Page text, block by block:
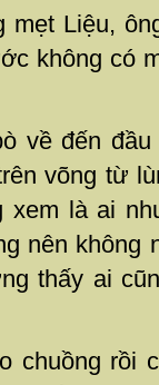
mẹt Liệu,
không có
về đến
võng từ
là ai
nên không
thấy ai
chuồng rồi